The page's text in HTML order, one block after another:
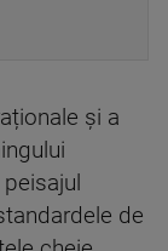
și a
de